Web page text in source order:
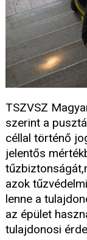
TSZVSZ
szerint a
céllal történő
jelentős
azok
lenne a
az épület
tulajdonosi